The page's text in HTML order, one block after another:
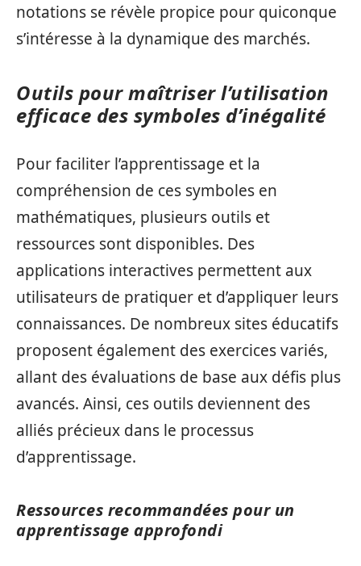
notations se révèle propice pour quiconque
s’intéresse à la dynamique des marchés.
Outils pour maîtriser l’utilisation
efficace des symboles d’inégalité
Pour faciliter l’apprentissage et la
compréhension de ces symboles en
mathématiques, plusieurs outils et
ressources sont disponibles. Des
applications interactives permettent aux
utilisateurs de pratiquer et d’appliquer leurs
connaissances. De nombreux sites éducatifs
proposent également des exercices variés,
allant des évaluations de base aux défis plus
avancés. Ainsi, ces outils deviennent des
alliés précieux dans le processus
d’apprentissage.
Ressources recommandées pour un
apprentissage approfondi